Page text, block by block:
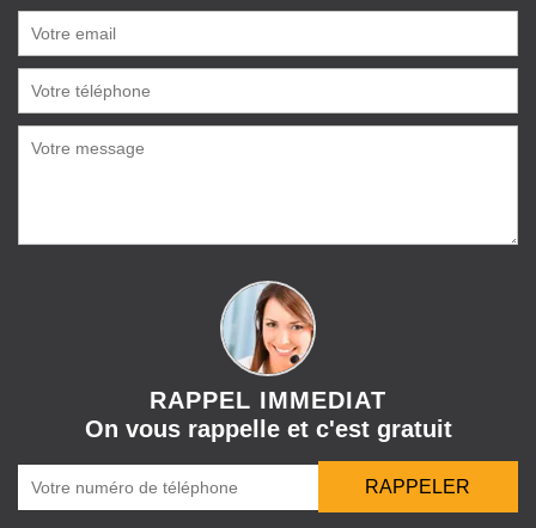
RAPPEL IMMEDIAT
On vous rappelle et c'est gratuit